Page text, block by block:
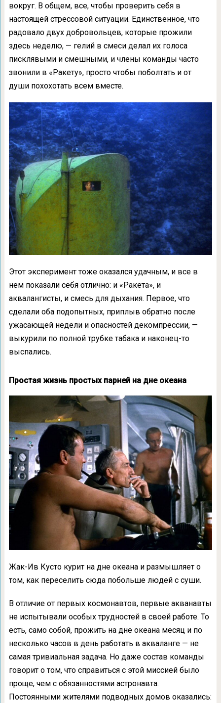
вокруг. В общем, все, чтобы проверить себя в
настоящей стрессовой ситуации. Единственное, что
радовало двух добровольцев, которые прожили
здесь неделю, — гелий в смеси делал их голоса
писклявыми и смешными, и члены команды часто
звонили в «Ракету», просто чтобы поболтать и от
души похохотать всем вместе.
Этот эксперимент тоже оказался удачным, и все в
нем показали себя отлично: и «Ракета», и
аквалангисты, и смесь для дыхания. Первое, что
сделали оба подопытных, приплыв обратно после
ужасающей недели и опасностей декомпрессии, —
выкурили по полной трубке табака и наконец-то
выспались.
Простая жизнь простых парней на дне океана
Жак-Ив Кусто курит на дне океана и размышляет о
том, как переселить сюда побольше людей с суши.
В отличие от первых космонавтов, первые акванавты
не испытывали особых трудностей в своей работе. То
есть, само собой, прожить на дне океана месяц и по
несколько часов в день работать в акваланге — не
самая тривиальная задача. Но даже состав команды
говорит о том, что справиться с этой миссией было
проще, чем с обязанностями астронавта.
Постоянными жителями подводных домов оказались: